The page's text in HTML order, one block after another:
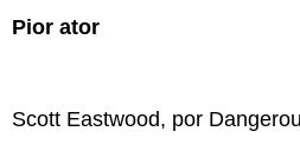
Pior ator
Scott Eastwood, por